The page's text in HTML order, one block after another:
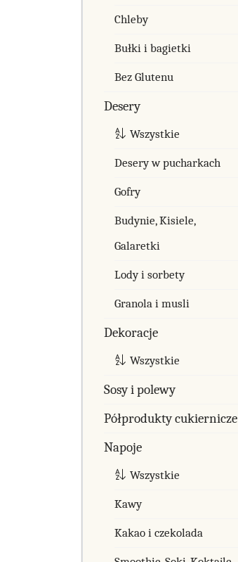
Chleby
Bułki i bagietki
Bez Glutenu
Desery
Wszystkie
Desery w pucharkach
Gofry
Budynie, Kisiele,
Galaretki
Lody i sorbety
Granola i musli
Dekoracje
Wszystkie
Sosy i polewy
Półprodukty cukiernicze
Napoje
Wszystkie
Kawy
Kakao i czekolada